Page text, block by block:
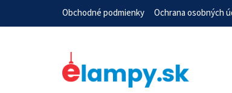
Obchodné podmienky Ochrana osobných